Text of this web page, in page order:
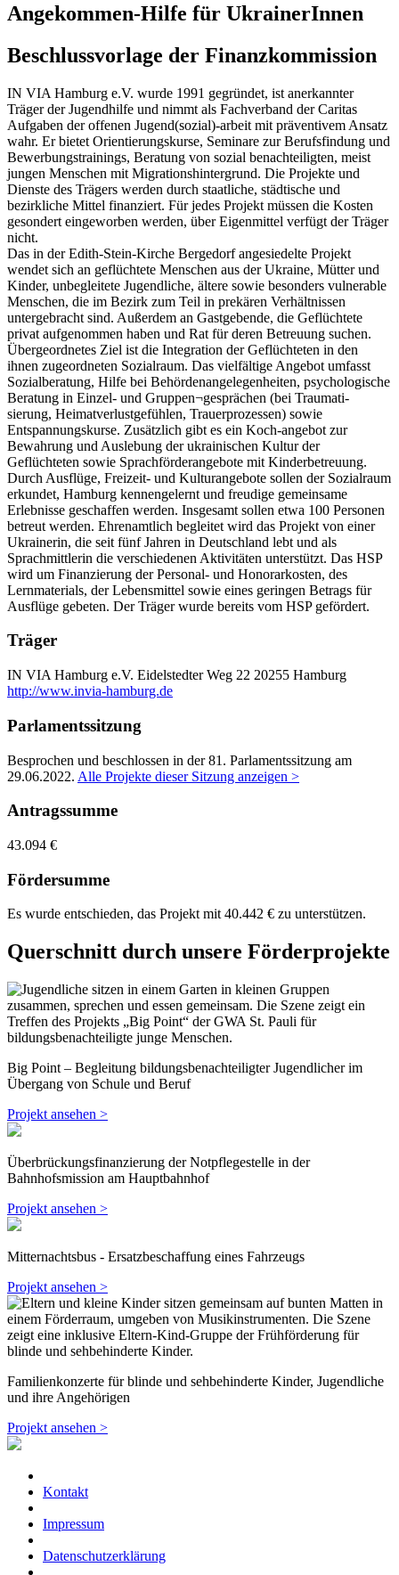
Angekommen-Hilfe für UkrainerInnen
Beschlussvorlage der Finanzkommission
IN VIA Hamburg e.V. wurde 1991 gegründet, ist anerkannter
Träger der Jugendhilfe und nimmt als Fachverband der Caritas
Aufgaben der offenen Jugend(sozial)-arbeit mit präventivem Ansatz
wahr. Er bietet Orientierungskurse, Seminare zur Berufsfindung und
Bewerbungstrainings, Beratung von sozial benachteiligten, meist
jungen Menschen mit Migrationshintergrund. Die Projekte und
Dienste des Trägers werden durch staatliche, städtische und
bezirkliche Mittel finanziert. Für jedes Projekt müssen die Kosten
gesondert eingeworben werden, über Eigenmittel verfügt der Träger
nicht.
Das in der Edith-Stein-Kirche Bergedorf angesiedelte Projekt
wendet sich an geflüchtete Menschen aus der Ukraine, Mütter und
Kinder, unbegleitete Jugendliche, ältere sowie besonders vulnerable
Menschen, die im Bezirk zum Teil in prekären Verhältnissen
untergebracht sind. Außerdem an Gastgebende, die Geflüchtete
privat aufgenommen haben und Rat für deren Betreuung suchen.
Übergeordnetes Ziel ist die Integration der Geflüchteten in den
ihnen zugeordneten Sozialraum. Das vielfältige Angebot umfasst
Sozialberatung, Hilfe bei Behördenangelegenheiten, psychologische
Beratung in Einzel- und Gruppen¬gesprächen (bei Traumati-
sierung, Heimatverlustgefühlen, Trauerprozessen) sowie
Entspannungskurse. Zusätzlich gibt es ein Koch-angebot zur
Bewahrung und Auslebung der ukrainischen Kultur der
Geflüchteten sowie Sprachförderangebote mit Kinderbetreuung.
Durch Ausflüge, Freizeit- und Kulturangebote sollen der Sozialraum
erkundet, Hamburg kennengelernt und freudige gemeinsame
Erlebnisse geschaffen werden. Insgesamt sollen etwa 100 Personen
betreut werden. Ehrenamtlich begleitet wird das Projekt von einer
Ukrainerin, die seit fünf Jahren in Deutschland lebt und als
Sprachmittlerin die verschiedenen Aktivitäten unterstützt. Das HSP
wird um Finanzierung der Personal- und Honorarkosten, des
Lernmaterials, der Lebensmittel sowie eines geringen Betrags für
Ausflüge gebeten. Der Träger wurde bereits vom HSP gefördert.
Träger
IN VIA Hamburg e.V. Eidelstedter Weg 22 20255 Hamburg
http://www.invia-hamburg.de
Parlamentssitzung
Besprochen und beschlossen in der 81. Parlamentssitzung am
29.06.2022. Alle Projekte dieser Sitzung anzeigen >
Antragssumme
43.094 €
Fördersumme
Es wurde entschieden, das Projekt mit 40.442 € zu unterstützen.
Querschnitt durch unsere Förderprojekte
Big Point – Begleitung bildungsbenachteiligter Jugendlicher im
Übergang von Schule und Beruf
Projekt ansehen >
Überbrückungsfinanzierung der Notpflegestelle in der
Bahnhofsmission am Hauptbahnhof
Projekt ansehen >
Mitternachtsbus - Ersatzbeschaffung eines Fahrzeugs
Projekt ansehen >
Familienkonzerte für blinde und sehbehinderte Kinder, Jugendliche
und ihre Angehörigen
Projekt ansehen >
Kontakt
Impressum
Datenschutzerklärung